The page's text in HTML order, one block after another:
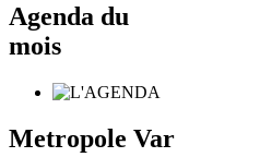
Agenda du
mois
Metropole Var